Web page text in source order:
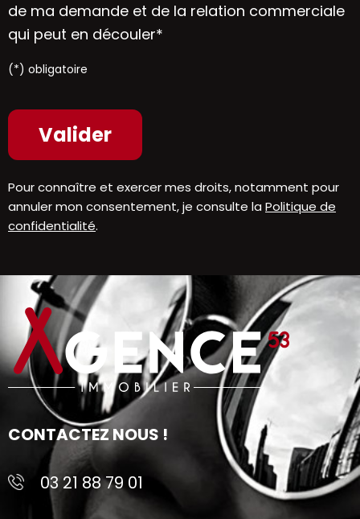
de ma demande et de la relation commerciale
qui peut en découler*
(*) obligatoire
Pour connaître et exercer mes droits, notamment pour
annuler mon consentement, je consulte la Politique de
confidentialité.
CONTACTEZ NOUS !
03 21 88 79 01